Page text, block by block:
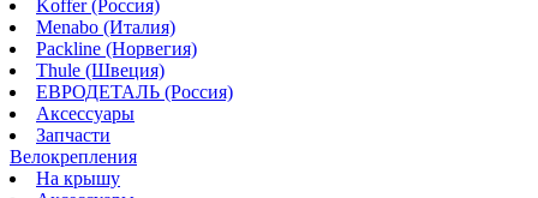
Koffer (Россия)
Menabo (Италия)
Packline (Норвегия)
Thule (Швеция)
ЕВРОДЕТАЛЬ (Россия)
Аксессуары
Запчасти
Велокрепления
На крышу